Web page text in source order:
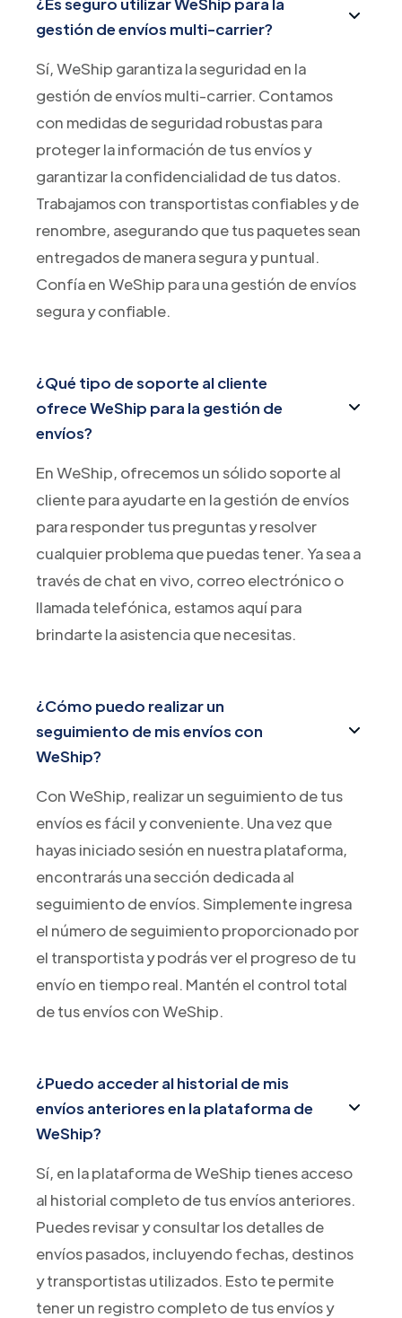
gestión de envíos multi-carrier?
Sí, WeShip garantiza la seguridad en la
gestión de envíos multi-carrier. Contamos
con medidas de seguridad robustas para
proteger la información de tus envíos y
garantizar la confidencialidad de tus datos.
Trabajamos con transportistas confiables y de
renombre, asegurando que tus paquetes sean
entregados de manera segura y puntual.
Confía en WeShip para una gestión de envíos
segura y confiable.
¿Qué tipo de soporte al cliente
ofrece WeShip para la gestión de
envíos?
En WeShip, ofrecemos un sólido soporte al
cliente para ayudarte en la gestión de envíos
para responder tus preguntas y resolver
cualquier problema que puedas tener. Ya sea a
través de chat en vivo, correo electrónico o
llamada telefónica, estamos aquí para
brindarte la asistencia que necesitas.
¿Cómo puedo realizar un
seguimiento de mis envíos con
WeShip?
Con WeShip, realizar un seguimiento de tus
envíos es fácil y conveniente. Una vez que
hayas iniciado sesión en nuestra plataforma,
encontrarás una sección dedicada al
seguimiento de envíos. Simplemente ingresa
el número de seguimiento proporcionado por
el transportista y podrás ver el progreso de tu
envío en tiempo real. Mantén el control total
de tus envíos con WeShip.
¿Puedo acceder al historial de mis
envíos anteriores en la plataforma de
WeShip?
Sí, en la plataforma de WeShip tienes acceso
al historial completo de tus envíos anteriores.
Puedes revisar y consultar los detalles de
envíos pasados, incluyendo fechas, destinos
y transportistas utilizados. Esto te permite
tener un registro completo de tus envíos y